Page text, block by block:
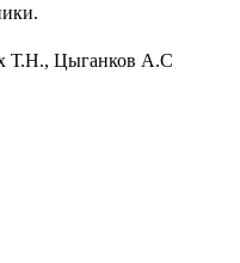
Т.Н., Цыганков А.С